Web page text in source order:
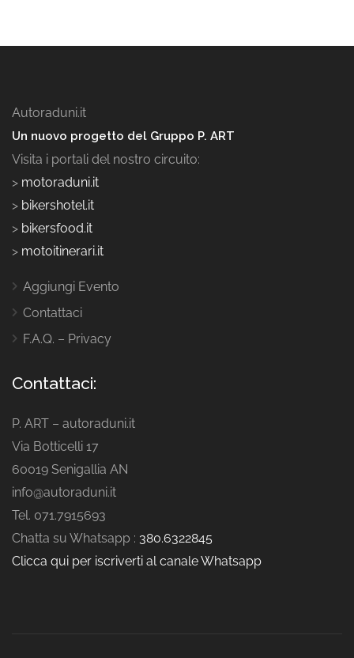
Autoraduni.it
Un nuovo progetto del Gruppo P. ART
Visita i portali del nostro circuito:
> motoraduni.it
> bikershotel.it
> bikersfood.it
> motoitinerari.it
Aggiungi Evento
Contattaci
F.A.Q. – Privacy
Contattaci:
P. ART – autoraduni.it
Via Botticelli 17
60019 Senigallia AN
info@autoraduni.it
Tel. 071.7915693
Chatta su Whatsapp : 380.6322845
Clicca qui per iscriverti al canale Whatsapp